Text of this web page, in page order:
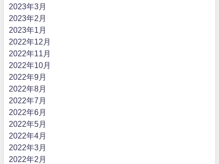
2023年3月
2023年2月
2023年1月
2022年12月
2022年11月
2022年10月
2022年9月
2022年8月
2022年7月
2022年6月
2022年5月
2022年4月
2022年3月
2022年2月